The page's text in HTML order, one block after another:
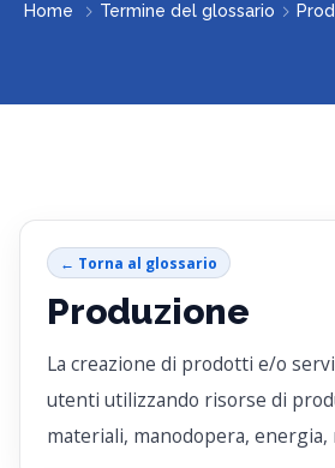
Home Termine del glossario
← Torna al glossario
Produzione
La creazione di prodotti e/o
utenti utilizzando risorse di
materiali, manodopera, energia,